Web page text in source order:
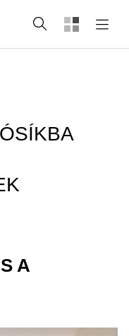
Keresés
A